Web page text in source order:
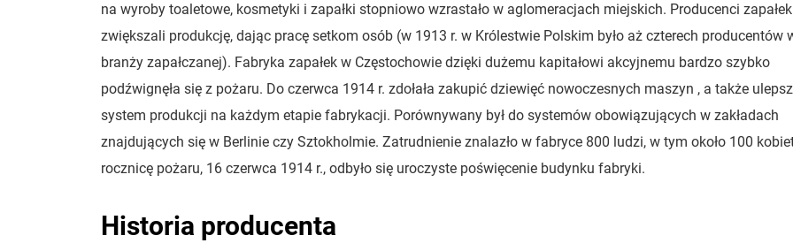
na wyroby toaletowe, kosmetyki i zapałki stopniowo wzrastało w aglomeracjach miejskich. Producenci zapałek
zwiększali produkcję, dając pracę setkom osób (w 1913 r. w Królestwie Polskim było aż czterech producentów
branży zapałczanej). Fabryka zapałek w Częstochowie dzięki dużemu kapitałowi akcyjnemu bardzo szybko
podźwignęła się z pożaru. Do czerwca 1914 r. zdołała zakupić dziewięć nowoczesnych maszyn , a także
system produkcji na każdym etapie fabrykacji. Porównywany był do systemów obowiązujących w zakładach
znajdujących się w Berlinie czy Sztokholmie. Zatrudnienie znalazło w fabryce 800 ludzi, w tym około 100
rocznicę pożaru, 16 czerwca 1914 r., odbyło się uroczyste poświęcenie budynku fabryki.
Historia producenta